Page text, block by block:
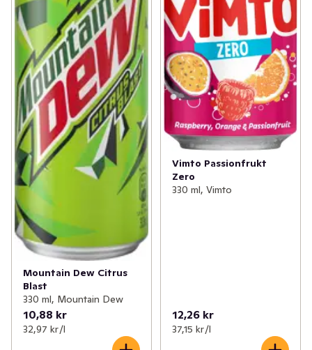
Mountain Dew Citrus
Blast
330 ml, Mountain Dew
10,88 kr
32,97 kr /l
Vimto Passionfrukt
Zero
330 ml, Vimto
12,26 kr
37,15 kr /l